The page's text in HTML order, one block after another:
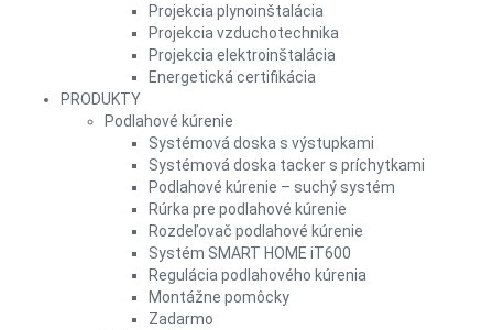
Projekcia plynoinštalácia
Projekcia vzduchotechnika
Projekcia elektroinštalácia
Energetická certifikácia
PRODUKTY
Podlahové kúrenie
Systémová doska s výstupkami
Systémová doska tacker s príchytkami
Podlahové kúrenie – suchý systém
Rúrka pre podlahové kúrenie
Rozdeľovač podlahové kúrenie
Systém SMART HOME iT600
Regulácia podlahového kúrenia
Montážne pomôcky
Zadarmo